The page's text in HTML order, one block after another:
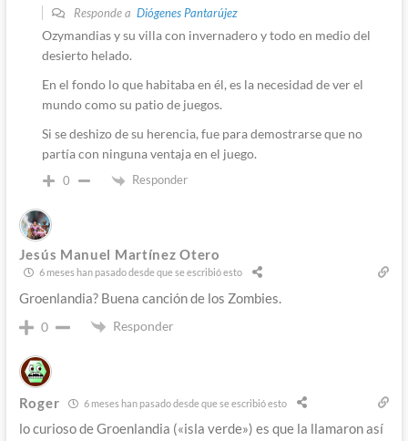
Responde a Diógenes Pantarújez
Ozymandias y su villa con invernadero y todo en medio del
desierto helado.
En el fondo lo que habitaba en él, es la necesidad de ver el
mundo como su patio de juegos.
Si se deshizo de su herencia, fue para demostrarse que no
partía con ninguna ventaja en el juego.
0 Responder
Jesús Manuel Martínez Otero
6 meses han pasado desde que se escribió esto
Groenlandia? Buena canción de los Zombies.
0 Responder
Roger 6 meses han pasado desde que se escribió esto
lo curioso de Groenlandia («isla verde») es que la llamaron así